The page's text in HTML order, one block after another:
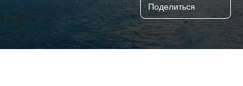
Поделиться